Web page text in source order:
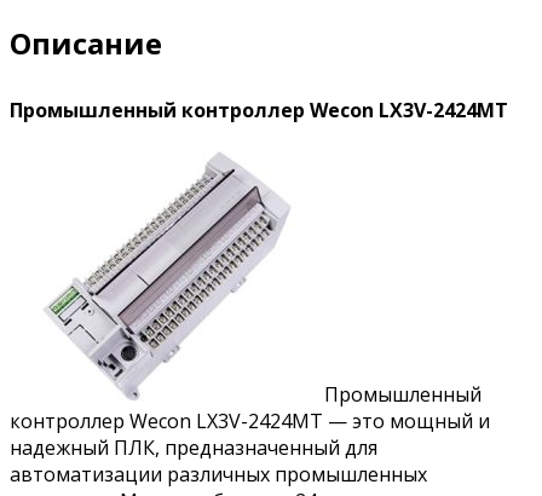
Описание
Промышленный контроллер Wecon LX3V-2424MT
Промышленный
контроллер Wecon LX3V-2424MT — это мощный и
надежный ПЛК, предназначенный для
автоматизации различных промышленных